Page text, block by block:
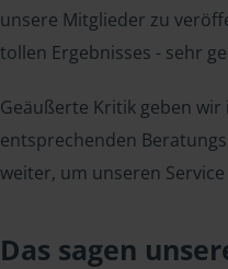
unsere Mitglieder zu
tollen Ergebnisses - sehr
Geäußerte Kritik geben wir
entsprechenden
weiter, um unseren
Das sagen